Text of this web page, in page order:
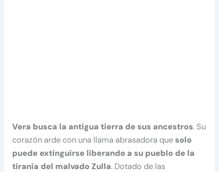
Vera busca la antigua tierra de sus ancestros. Su
corazón arde con una llama abrasadora quesolo
puede extinguirse liberando a su pueblo de la
tiranía del malvado Zulla. Dotado de las